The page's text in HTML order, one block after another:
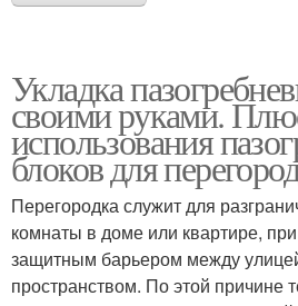
Укладка
своими руками.
использования
блоков для
Перегородка служит для
комнаты в доме или квартире,
защитным барьером между
пространством. По этой причине